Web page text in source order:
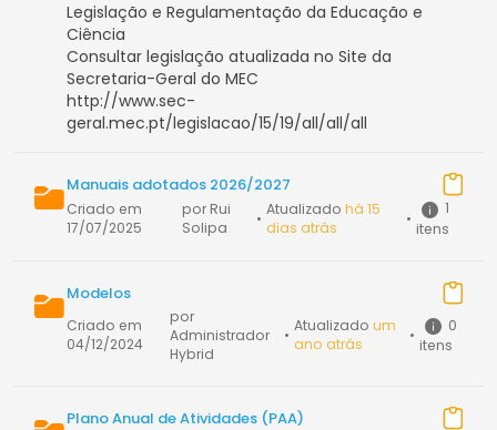
Legislação e Regulamentação da Educação e
Ciência
Consultar legislação atualizada no Site da
Secretaria-Geral do MEC
http://www.sec-
geral.mec.pt/legislacao/15/19/all/all/all
Manuais adotados 2026/2027
Criado em
17/07/2025
por Rui
Solipa
• Atualizado há 15
dias atrás
•
1
itens
Modelos
Criado em
04/12/2024
por
Administrador
Hybrid
• Atualizadoum
ano atrás
•
0
itens
Plano Anual de Atividades (PAA)